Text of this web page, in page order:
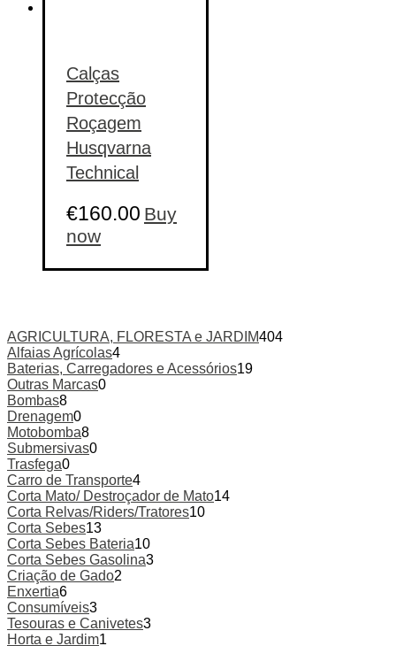
Calças
Protecção
Roçagem
Husqvarna
Technical
€160.00 Buy
nowThis
product
options
may
be
chosen
on
AGRICULTURA, FLORESTA e JARDIM404
Alfaias Agrícolas4
Baterias, Carregadores e Acessórios19
Outras Marcas0
Bombas8
Drenagem0
Motobomba8
Submersivas0
Trasfega0
Carro de Transporte4
Corta Mato/ Destroçador de Mato14
Corta Relvas/Riders/Tratores10
Corta Sebes13
Corta Sebes Bateria10
Corta Sebes Gasolina3
Criação de Gado2
Enxertia6
Consumíveis3
Tesouras e Canivetes3
Horta e Jardim1